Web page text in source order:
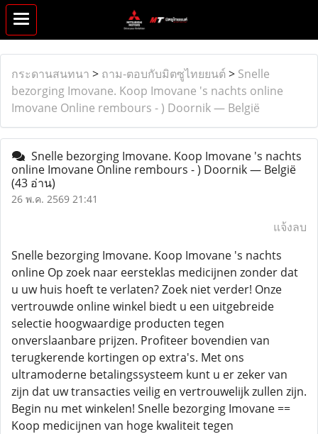
กระดานสนทนา > ถาม-ตอบกับมิตซูไทยยนต์ > Snelle
bezorging Imovane. Koop Imovane 's nachts online
Imovane Online rembours - ) Doornik — België
Snelle bezorging Imovane. Koop Imovane 's nachts
online Imovane Online rembours - ) Doornik — België
(43 อ่าน)
26 พ.ค. 2569 21:41
แจ้งลบ
Snelle bezorging Imovane. Koop Imovane 's nachts
online Op zoek naar eersteklas medicijnen zonder dat
u uw huis hoeft te verlaten? Zoek niet verder! Onze
vertrouwde online winkel biedt u een uitgebreide
selectie hoogwaardige producten tegen
onverslaanbare prijzen. Profiteer bovendien van
terugkerende kortingen op extra's. Met ons
ultramoderne betalingssysteem kunt u er zeker van
zijn dat uw transacties veilig en vertrouwelijk zullen zijn.
Begin nu met winkelen! Snelle bezorging Imovane ==
Koop medicijnen van hoge kwaliteit tegen